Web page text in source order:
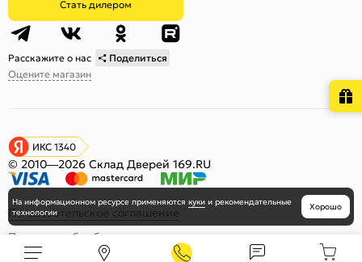
Стать дилером
Расскажите о нас
Поделиться
Оцените магазин
ИКС 1340
© 2010—2026 Склад Дверей 169.RU
Пользовательское соглашение
Политика обработки персональных данных
На информационном ресурсе применяются куки и рекомендательные
технологии
Хорошо